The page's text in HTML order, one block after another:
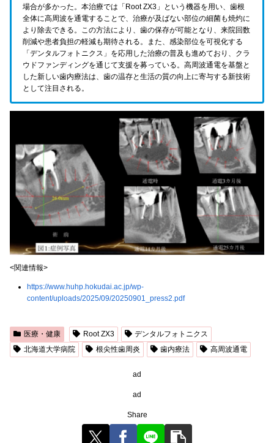
場合が多かった。本治療では「Root ZX3」という機器を用い、歯根
全体に高周波を通電することで、治療が及ばない部位の細菌も焼灼に
より除去できる。この方法により、歯の保存が可能となり、来院回数
削減や患者負担の軽減も期待される。また、感染部位を可視化する
「デンタルフォトニクス」を応用した治療の普及も進めており、クラ
ウドファンディングを通じて支援を募っている。高周波通電を基盤と
した新しい歯内療法は、歯の温存と生活の質の向上に寄与する新技術
として注目される。
<関連情報>
https://www.huhp.hokudai.ac.jp/wp-
content/uploads/2025/09/20250901_press2.pdf
医療・健康 Root ZX3
デンタルフォトニクス
北海道大学病院
根尖性歯周炎 歯内療法 高周波通電
ad
ad
Share